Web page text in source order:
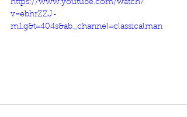
https://www.youtube.com/watch?
v=ebhrZZJ-
mLg&t=404s&ab_channel=classicalman